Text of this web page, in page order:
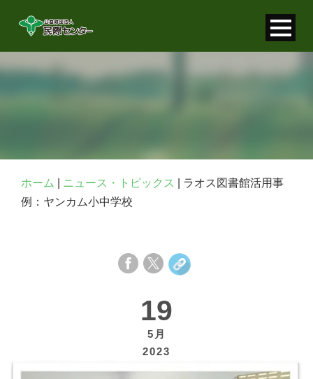
お問い合わせ
ホーム ニュース・トピックス
ラオス図書館活用事
例：ヤンカム小中学校
19
5月
2023